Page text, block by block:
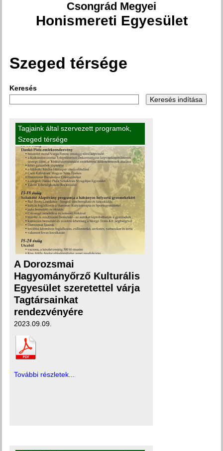
Csongrád Megyei
Honismereti Egyesület
Jelenlegi hely
Szeged térsége
Keresés
Tagjaink által szervezett programok
Szeged térsége
A Dorozsmai
Hagyományőrző Kulturális
Egyesület szeretettel várja
Tagtársainkat
rendezvényére
2023.09.09.
További részletek...